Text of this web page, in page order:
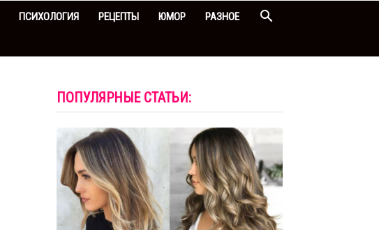
ПСИХОЛОГИЯ РЕЦЕПТЫ ЮМОР РАЗНОЕ
ПОПУЛЯРНЫЕ СТАТЬИ: